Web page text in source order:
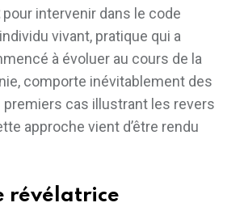
pour intervenir dans le code
vivant, pratique qui a
à évoluer au cours de la
comporte inévitablement des
premiers cas illustrant les revers
approche vient d’être rendu
révélatrice